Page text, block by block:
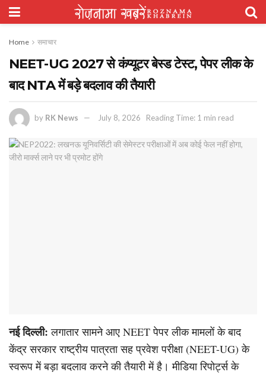
Home समाचार
NEET-UG 2027 से कंप्यूटर बेस्ड टेस्ट, पेपर लीक के
बाद NTA में बड़े बदलाव की तैयारी
by RK News July 8, 2026 Reading Time: 1 min read
नई दिल्ली: लगातार सामने आए NEET पेपर लीक मामलों के बाद
केंद्र सरकार राष्ट्रीय पात्रता सह प्रवेश परीक्षा (NEET-UG) के
स्वरूप में बड़ा बदलाव करने की तैयारी में है। मीडिया रिपोर्ट्स के